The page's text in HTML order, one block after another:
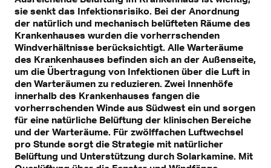
sie senkt das Infektionsrisiko. Bei der Anordnung
der natürlich und mechanisch belüfteten Räume des
Krankenhauses wurden die vorherrschenden
Windverhältnisse berücksichtigt. Alle Warteräume
des Krankenhauses befinden sich an der Außenseite,
um die Übertragung von Infektionen über die Luft in
den Warteräumen zu reduzieren. Zwei Innenhöfe
innerhalb des Krankenhauses fangen die
vorherrschenden Winde aus Südwest ein und sorgen
für eine natürliche Belüftung der klinischen Bereiche
und der Warteräume. Für zwölffachen Luftwechsel
pro Stunde sorgt die Strategie mit natürlicher
Belüftung und Unterstützung durch Solarkamine. Mit